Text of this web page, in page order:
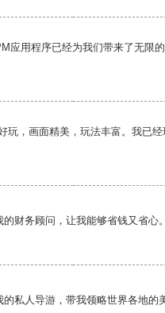
应用程序已经为我们带来了无限
玩，画面精美，玩法丰富。我已
财务顾问，让我能够省钱又省心。
私人导游，带我领略世界各地的